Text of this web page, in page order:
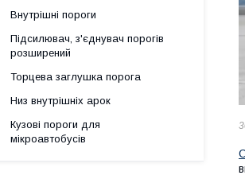
Внутрішні пороги
Підсилювач, з'єднувач порогів
розширений
Торцева заглушка порога
Низ внутрішніх арок
Кузові пороги для
мікроавтобусів